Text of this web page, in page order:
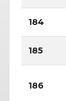
184
185
186